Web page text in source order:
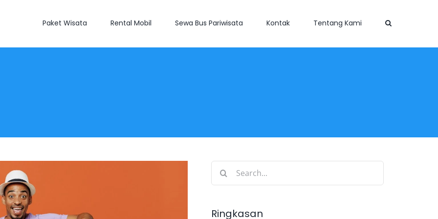
Paket Wisata Rental Mobil Sewa Bus Pariwisata Kontak Tentang Kami
Search
Ringkasan